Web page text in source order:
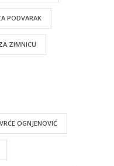
PODVARAK
ZIMNICU
OGNJENOVIĆ